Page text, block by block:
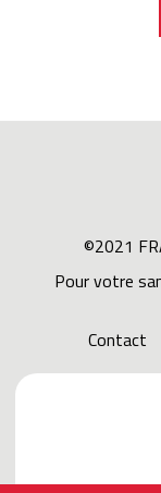
©2021
Pour votre
Contact